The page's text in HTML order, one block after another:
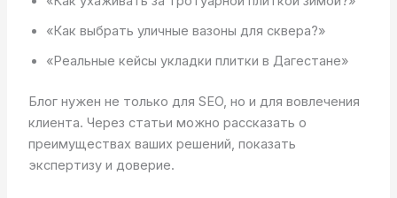
«Как выбрать уличные вазоны для сквера?»
«Реальные кейсы укладки плитки в Дагестане»
Блог нужен не только для SEO, но и для вовлечения
клиента. Через статьи можно рассказать о
преимуществах ваших решений, показать
экспертизу и доверие.